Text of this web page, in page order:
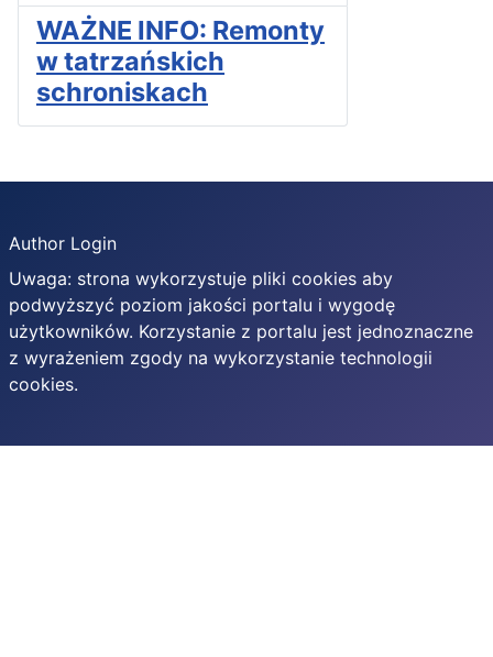
WAŻNE INFO: Remonty
w tatrzańskich
schroniskach
Author Login
Uwaga: strona wykorzystuje pliki cookies aby
podwyższyć poziom jakości portalu i wygodę
użytkowników. Korzystanie z portalu jest jednoznaczne
z wyrażeniem zgody na wykorzystanie technologii
cookies.